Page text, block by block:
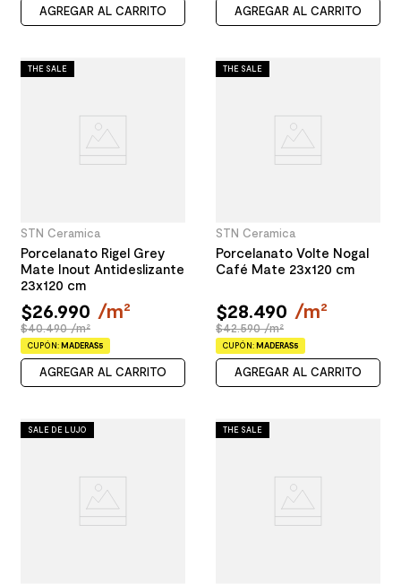
AGREGAR AL CARRITO AGREGAR AL CARRITO
THE SALE
STN Ceramica
Porcelanato Rigel Grey
Mate Inout Antideslizante
23x120 cm
$26.990 /m²
$40.490 /m²
CUPÓN:MADERAS5
AGREGAR AL CARRITO
THE SALE
STN Ceramica
Porcelanato Volte Nogal
Café Mate 23x120 cm
$28.490 /m²
$42.590 /m²
CUPÓN:MADERAS5
AGREGAR AL CARRITO
SALE DE LUJO THE SALE